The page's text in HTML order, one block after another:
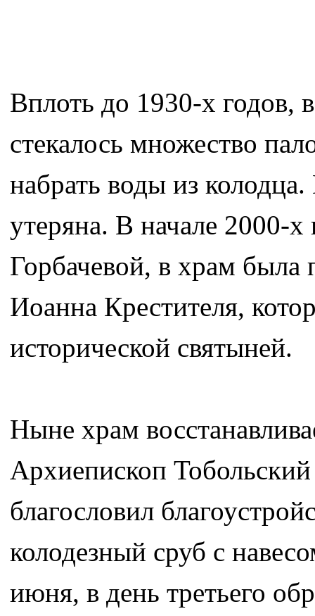
Вплоть до 1930-х годов,
стекалось множество
набрать воды из
утеряна. В начале 2000-
Горбачевой, в храм была
Иоанна Крестителя,
исторической святыней.
Ныне храм
Архиепископ
благословил
колодезный сруб с
июня, в день третьего